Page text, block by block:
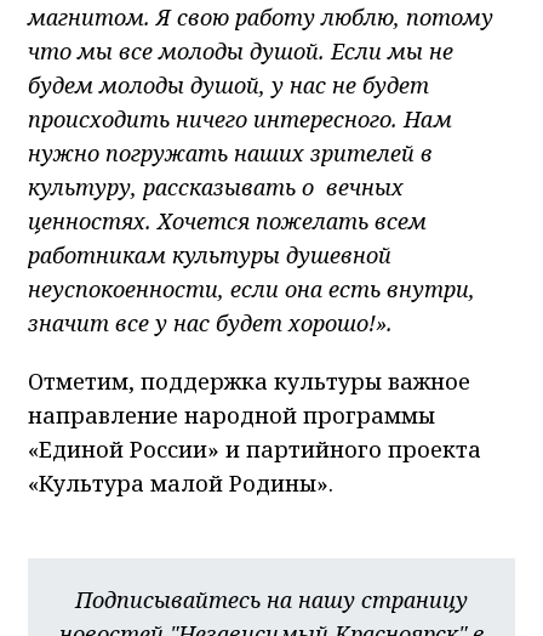
магнитом. Я свою работу люблю, потому
что мы все молоды душой. Если мы не
будем молоды душой, у нас не будет
происходить ничего интересного. Нам
нужно погружать наших зрителей в
культуру, рассказывать о вечных
ценностях. Хочется пожелать всем
работникам культуры душевной
неуспокоенности, если она есть внутри,
значит все у нас будет хорошо!».
Отметим, поддержка культуры важное
направление народной программы
«Единой России» и партийного проекта
«Культура малой Родины».
Подписывайтесь на нашу страницу